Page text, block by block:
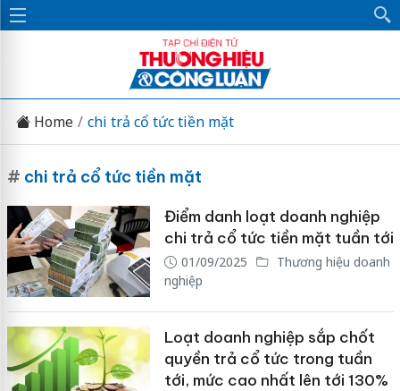
Home chi trả cổ tức tiền mặt
# chi trả cổ tức tiền mặt
Điểm danh loạt doanh nghiệp
chi trả cổ tức tiền mặt tuần tới
01/09/2025
Thương hiệu doanh
nghiệp
Loạt doanh nghiệp sắp chốt
quyền trả cổ tức trong tuần
tới, mức cao nhất lên tới 130%